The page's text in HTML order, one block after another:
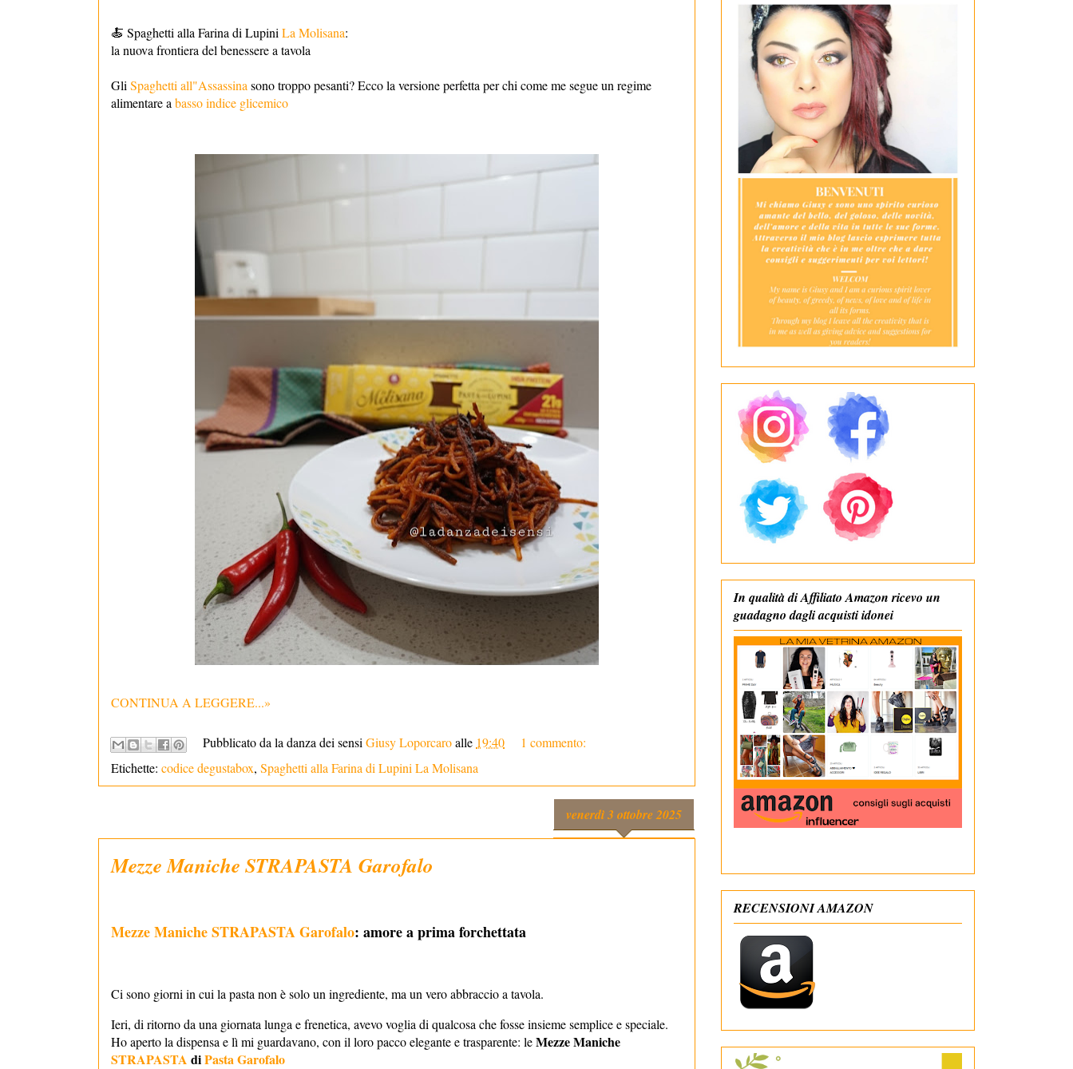
🍝 Spaghetti alla Farina di LupiniLa Molisana:
la nuova frontiera del benessere a tavola
GliSpaghetti all"Assassinasono troppo pesanti? Ecco la versione perfetta per chi come me segue un regime
alimentare abasso indice glicemico
CONTINUA A LEGGERE...»
Pubblicato da la danza dei sensi Giusy Loporcaroalle 19:40
1 commento:
Etichette: codice degustabox, Spaghetti alla Farina di Lupini La Molisana
venerdì 3 ottobre 2025
Mezze Maniche STRAPASTA Garofalo
Mezze Maniche STRAPASTA Garofalo: amore a prima forchettata
Ci sono giorni in cui la pasta non è solo un ingrediente, ma un vero abbraccio a tavola.
Ieri, di ritorno da una giornata lunga e frenetica, avevo voglia di qualcosa che fosse insieme semplice e speciale.
Ho aperto la dispensa e lì mi guardavano, con il loro pacco elegante e trasparente: leMezze Maniche
STRAPASTA diPasta Garofalo
In qualità di Affiliato Amazon ricevo un
guadagno dagli acquisti idonei
RECENSIONI AMAZON